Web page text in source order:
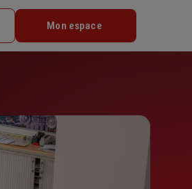
Mon espace